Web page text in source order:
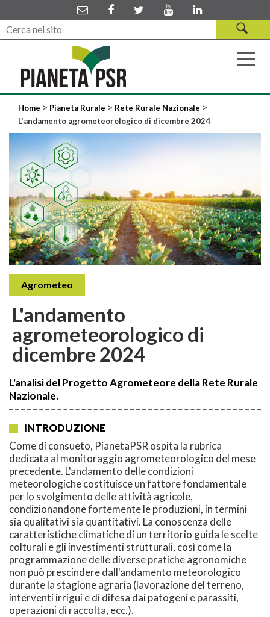
Home > Pianeta Rurale > Rete Rurale Nazionale >
L'andamento agrometeorologico di dicembre 2024
Agrometeo
L'andamento
agrometeorologico di
dicembre 2024
L'analisi del Progetto Agrometeore della Rete Rurale
Nazionale.
INTRODUZIONE
Come di consueto, PianetaPSR ospita la rubrica
dedicata al monitoraggio agrometeorologico del mese
precedente. L'andamento delle condizioni
meteorologiche costituisce un fattore fondamentale
per lo svolgimento delle attività agricole,
condizionandone fortemente le produzioni, in termini
sia qualitativi sia quantitativi. La conoscenza delle
caratteristiche climatiche di un territorio guida le scelte
colturali e gli investimenti strutturali, così come la
programmazione delle diverse pratiche agronomiche
non può prescindere dall'andamento meteorologico
durante la stagione agraria (lavorazione del terreno,
interventi irrigui e di difesa dai patogeni e parassiti,
operazioni di raccolta, ecc.).